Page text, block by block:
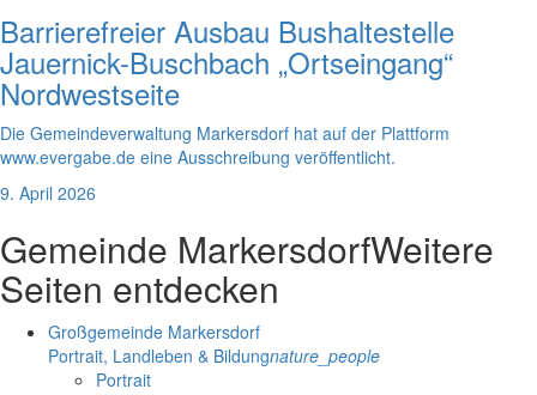
Barrierefreier Ausbau Bushaltestelle
Jauernick-Buschbach „Ortseingang“
Nordwestseite
Die Gemeindeverwaltung Markersdorf hat auf der Plattform
www.evergabe.de eine Ausschreibung veröffentlicht.
9. April 2026
Gemeinde MarkersdorfWeitere
Seiten entdecken
Großgemeinde Markersdorf
Portrait, Landleben & Bildungnature_people
Portrait